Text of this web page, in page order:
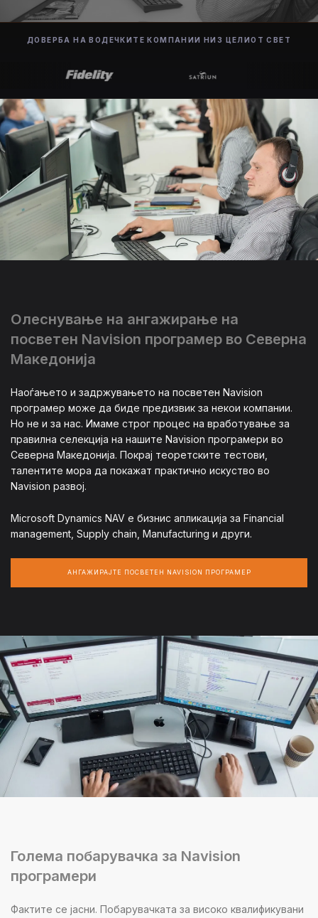
ДОВЕРБА НА ВОДЕЧКИТЕ КОМПАНИИ НИЗ ЦЕЛИОТ СВЕТ
Олеснување на ангажирање на
посветен Navision програмер во Северна
Македонија
Наоѓањето и задржувањето на посветен Navision
програмер може да биде предизвик за некои компании.
Но не и за нас. Имаме строг процес на вработување за
правилна селекција на нашите Navision програмери во
Северна Македонија. Покрај теоретските тестови,
талентите мора да покажат практично искуство во
Navision развој.
Microsoft Dynamics NAV е бизнис апликација за Financial
management, Supply chain, Manufacturing и други.
АНГАЖИРАЈТЕ ПОСВЕТЕН NAVISION ПРОГРАМЕР
Голема побарувачка за Navision
програмери
Фактите се јасни. Побарувачката за високо квалификувани